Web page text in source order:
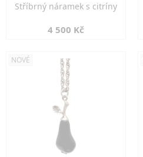
Stříbrný náramek s citríny
4 500 Kč
NOVÉ